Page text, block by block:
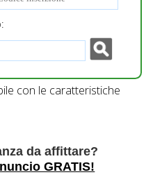
con le caratteristiche
da affittare?
GRATIS!